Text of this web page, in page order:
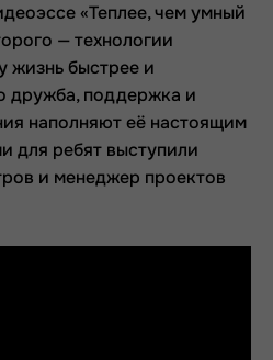
«Теплее, чем умный
— технологии
жизнь быстрее и
дружба, поддержка и
наполняют её настоящим
для ребят выступили
и менеджер проектов